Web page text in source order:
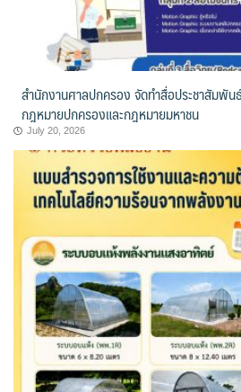
สำนักงานศาลปกครอง จัดทำสื่อประชาสัมพั
กฎหมายปกครองและกฎหมายมหาชน
July 20, 2026